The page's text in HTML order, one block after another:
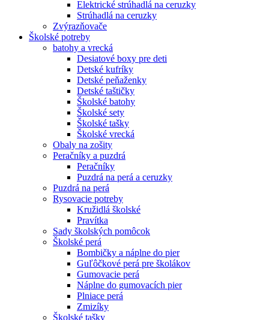
Elektrické strúhadlá na ceruzky
Strúhadlá na ceruzky
Zvýrazňovače
Školské potreby
batohy a vrecká
Desiatové boxy pre deti
Detské kufríky
Detské peňaženky
Detské taštičky
Školské batohy
Školské sety
Školské tašky
Školské vrecká
Obaly na zošity
Peračníky a puzdrá
Peračníky
Puzdrá na perá a ceruzky
Puzdrá na perá
Rysovacie potreby
Kružidlá školské
Pravítka
Sady školských pomôcok
Školské perá
Bombičky a náplne do pier
Guľôčkové perá pre školákov
Gumovacie perá
Náplne do gumovacích pier
Plniace perá
Zmizíky
Školské tašky